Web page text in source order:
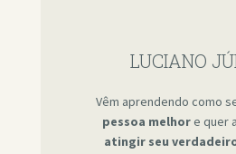
LUCIANO
Vêm aprendendo como
pessoa melhore quer
atingir seu